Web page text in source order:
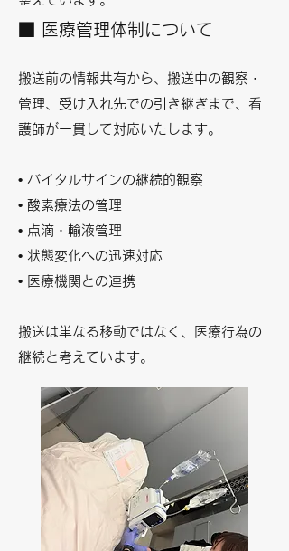
■ 医療管理体制について
搬送前の情報共有から、搬送中の観察・
管理、受け入れ先での引き継ぎまで、看
護師が一貫して対応いたします。
• バイタルサインの継続的観察
• 酸素療法の管理
• 点滴・輸液管理
• 状態変化への迅速対応
• 医療機関との連携
搬送は単なる移動ではなく、医療行為の
継続と考えています。